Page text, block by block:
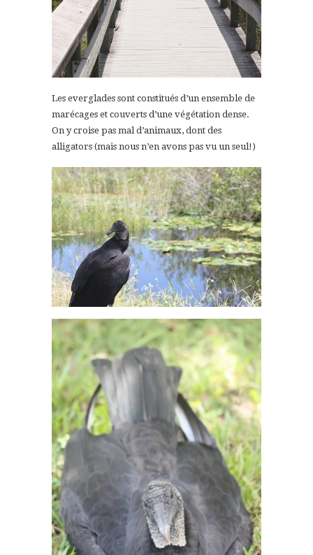
Les everglades sont constitués d’un ensemble de
marécages et couverts d’une végétation dense.
On y croise pas mal d’animaux, dont des
alligators (mais nous n’en avons pas vu un seul!)